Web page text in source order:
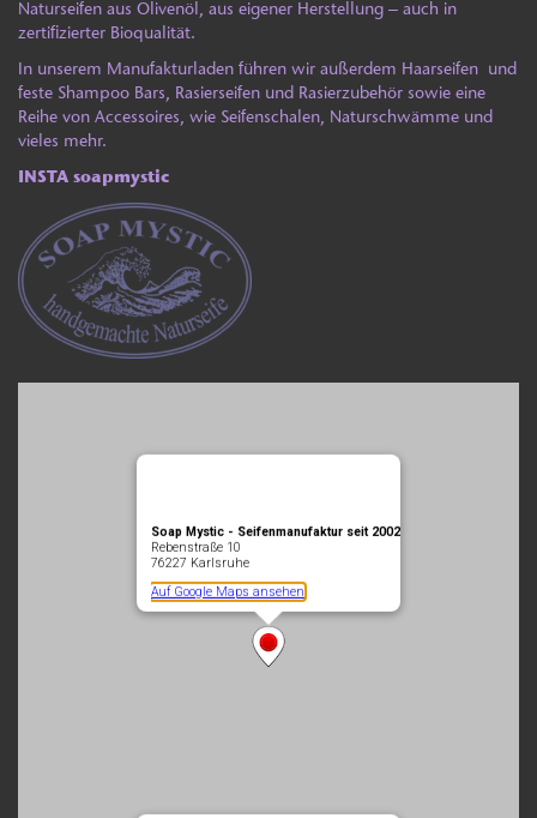
Naturseifen aus Olivenöl, aus eigener Herstellung – auch in
zertifizierter Bioqualität.
In unserem Manufakturladen führen wir außerdem Haarseifen und
feste Shampoo Bars, Rasierseifen und Rasierzubehör sowie eine
Reihe von Accessoires, wie Seifenschalen, Naturschwämme und
vieles mehr.
INSTA soapmystic